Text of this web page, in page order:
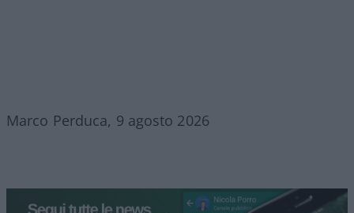
Marco Perduca, 9 agosto 2026